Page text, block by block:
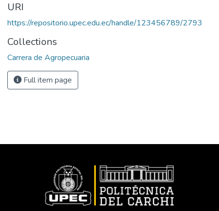
URI
https://repositorio.upec.edu.ec/handle/123456789/2793
Collections
Carrera de Agropecuaria
Full item page